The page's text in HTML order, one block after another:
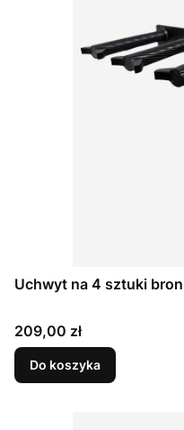
Uchwyt na 4 sztuki
Cena
209,00 zł
Do koszyka